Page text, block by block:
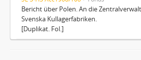
Bericht über Polen. An die
Svenska Kullagerfabriken.
[Duplikat. Fol.]